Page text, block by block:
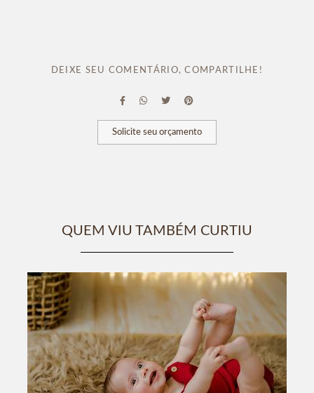
DEIXE SEU COMENTÁRIO, COMPARTILHE!
Solicite seu orçamento
QUEM VIU TAMBÉM CURTIU